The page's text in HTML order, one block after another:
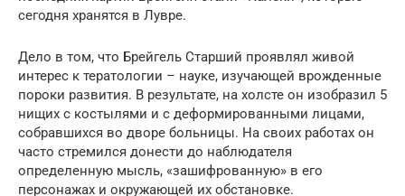
сегодня хранятся в Лувре.
Дело в том, что Брейгель Старший проявлял живой
интерес к тератологии – науке, изучающей врожденные
пороки развития. В результате, на холсте он изобразил 5
нищих с костылями и с деформированными лицами,
собравшихся во дворе больницы. На своих работах он
часто стремился донести до наблюдателя
определенную мысль, «зашифрованную» в его
персонажах и окружающей их обстановке.